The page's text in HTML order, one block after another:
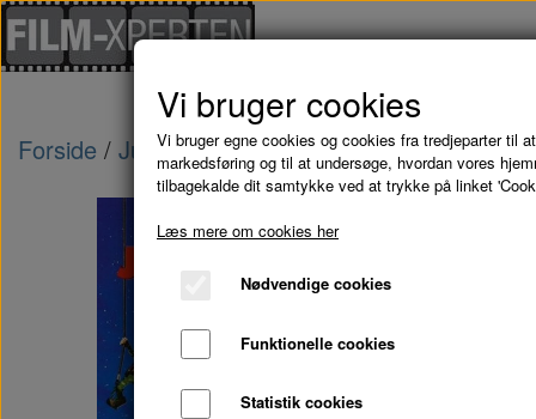
Forside Julefilm ARTHURS
Vi bruger cookies
Vi bruger egne cookies og cookies fra tredjeparter til
markedsføring og til at undersøge, hvordan vores
tilbagekalde dit samtykke ved at trykke på linket
Læs mere om cookies her
Nødvendige cookies
Funktionelle cookies
Statistik cookies